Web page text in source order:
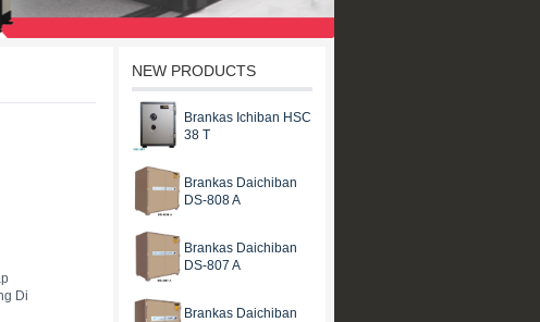
Di
NEW PRODUCTS
Brankas Ichiban HSC
38 T
Brankas Daichiban
DS-808 A
Brankas Daichiban
DS-807 A
Brankas Daichiban